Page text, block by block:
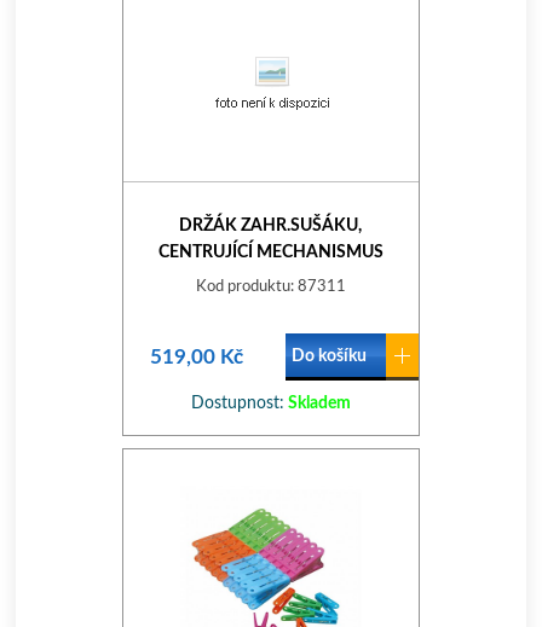
DRŽÁK ZAHR.SUŠÁKU,
CENTRUJÍCÍ MECHANISMUS
85607 LEIFHEIT
Kod produktu: 87311
519,00 Kč Do košíku
Dostupnost: Skladem